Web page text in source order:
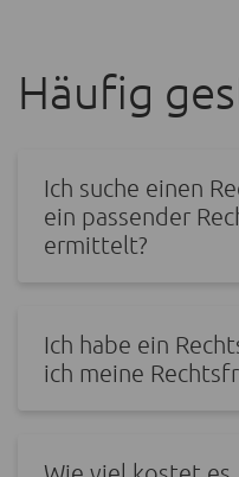
Häufig
Ich suche einen
ein passender
ermittelt?
Ich habe ein
ich meine